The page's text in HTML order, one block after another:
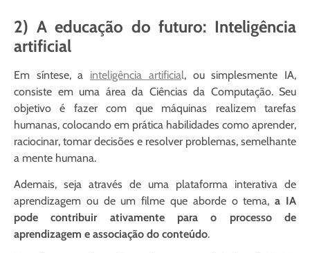
2) A educação do futuro: Inteligência
artificial
Em síntese, a inteligência artificial, ou simplesmente IA,
consiste em uma área da Ciências da Computação. Seu
objetivo é fazer com que máquinas realizem tarefas
humanas, colocando em prática habilidades como aprender,
raciocinar, tomar decisões e resolver problemas, semelhante
a mente humana.
Ademais, seja através de uma plataforma interativa de
aprendizagem ou de um filme que aborde o tema,a IA
pode contribuir ativamente para o processo de
aprendizagem e associação do conteúdo.